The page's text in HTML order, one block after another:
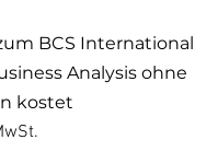
BCS International
Analysis ohne
kostet